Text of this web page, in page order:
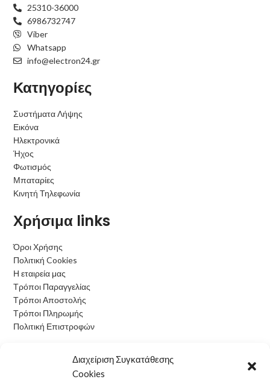
Διαχείριση Συγκατάθεσης
Cookies
25310-36000
6986732747
Viber
Whatsapp
info@electron24.gr
Κατηγορίες
Συστήματα Λήψης
Εικόνα
Ηλεκτρονικά
Ήχος
Φωτισμός
Μπαταρίες
Κινητή Τηλεφωνία
Χρήσιμα links
Όροι Χρήσης
Πολιτική Cookies
Η εταιρεία μας
Τρόποι Παραγγελίας
Τρόποι Αποστολής
Τρόποι Πληρωμής
Πολιτική Επιστροφών
Ωράριο Λειτουργίας
Δευτέρα: 09:00 - 15:00